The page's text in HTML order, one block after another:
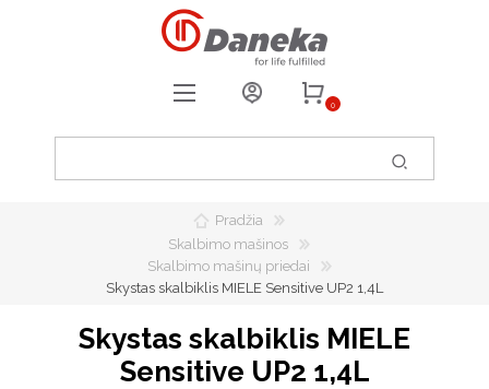
0
0
Pradžia
Skalbimo mašinos
Skalbimo mašinų priedai
Skystas skalbiklis MIELE Sensitive UP2 1,4L
Skystas skalbiklis MIELE
Sensitive UP2 1,4L